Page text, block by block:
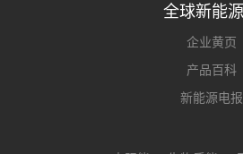
全球新能
企业黄页
产品百科
新能源电报